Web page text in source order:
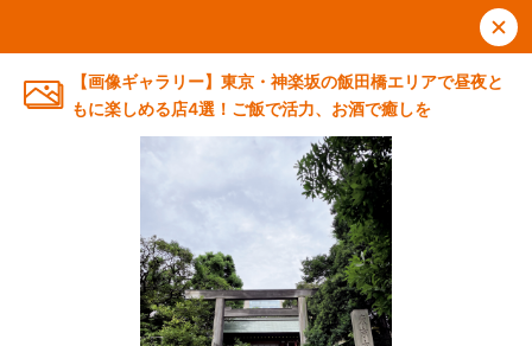
【画像ギャラリー】東京・神楽坂の飯田橋エリアで昼夜と
もに楽しめる店4選！ご飯で活力、お酒で癒しを